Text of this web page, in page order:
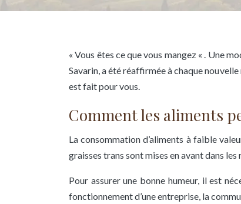
« Vous êtes ce que vous mangez « . Une
Savarin, a été réaffirmée à chaque
est fait pour vous.
Comment les aliments
La consommation d’aliments à faible
graisses trans sont mises en avant dans
Pour assurer une bonne humeur, il est
fonctionnement d’une entreprise, la